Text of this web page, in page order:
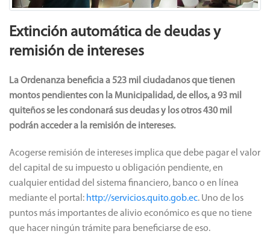
Extinción automática de deudas y
remisión de intereses
La Ordenanza beneficia a 523 mil ciudadanos que tienen
montos pendientes con la Municipalidad, de ellos, a 93 mil
quiteños se les condonará sus deudas y los otros 430 mil
podrán acceder a la remisión de intereses.
Acogerse remisión de intereses implica que debe pagar el valor
del capital de su impuesto u obligación pendiente, en
cualquier entidad del sistema financiero, banco o en línea
mediante el portal: http://servicios.quito.gob.ec. Uno de los
puntos más importantes de alivio económico es que no tiene
que hacer ningún trámite para beneficiarse de eso.